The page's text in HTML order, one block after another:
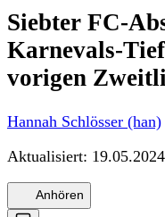
Siebter FC-
Karnevals-
vorigen
Hannah Schlösser (han)
Aktualisiert:
Anhören